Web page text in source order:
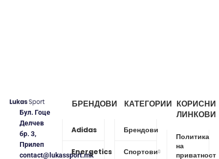
Бул. Гоце
Делчев
бр. 3,
Прилеп
contact@lukassport.mk
БРЕНДОВИ
Adidas
Energetics
КАТЕГОРИИ
Брендови
Спортови
КОРИСНИ
ЛИНКОВИ
Политика
на
приватност